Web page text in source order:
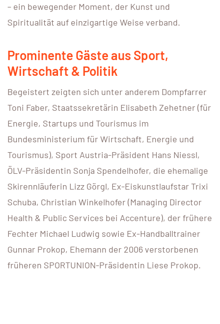
– ein bewegender Moment, der Kunst und
Spiritualität auf einzigartige Weise verband.
Prominente Gäste aus Sport,
Wirtschaft & Politik
Begeistert zeigten sich unter anderem Dompfarrer
Toni Faber, Staatssekretärin Elisabeth Zehetner (für
Energie, Startups und Tourismus im
Bundesministerium für Wirtschaft, Energie und
Tourismus), Sport Austria-Präsident Hans Niessl,
ÖLV-Präsidentin Sonja Spendelhofer, die ehemalige
Skirennläuferin Lizz Görgl, Ex-Eiskunstlaufstar Trixi
Schuba, Christian Winkelhofer (Managing Director
Health & Public Services bei Accenture), der frühere
Fechter Michael Ludwig sowie Ex-Handballtrainer
Gunnar Prokop, Ehemann der 2006 verstorbenen
früheren SPORTUNION-Präsidentin Liese Prokop.